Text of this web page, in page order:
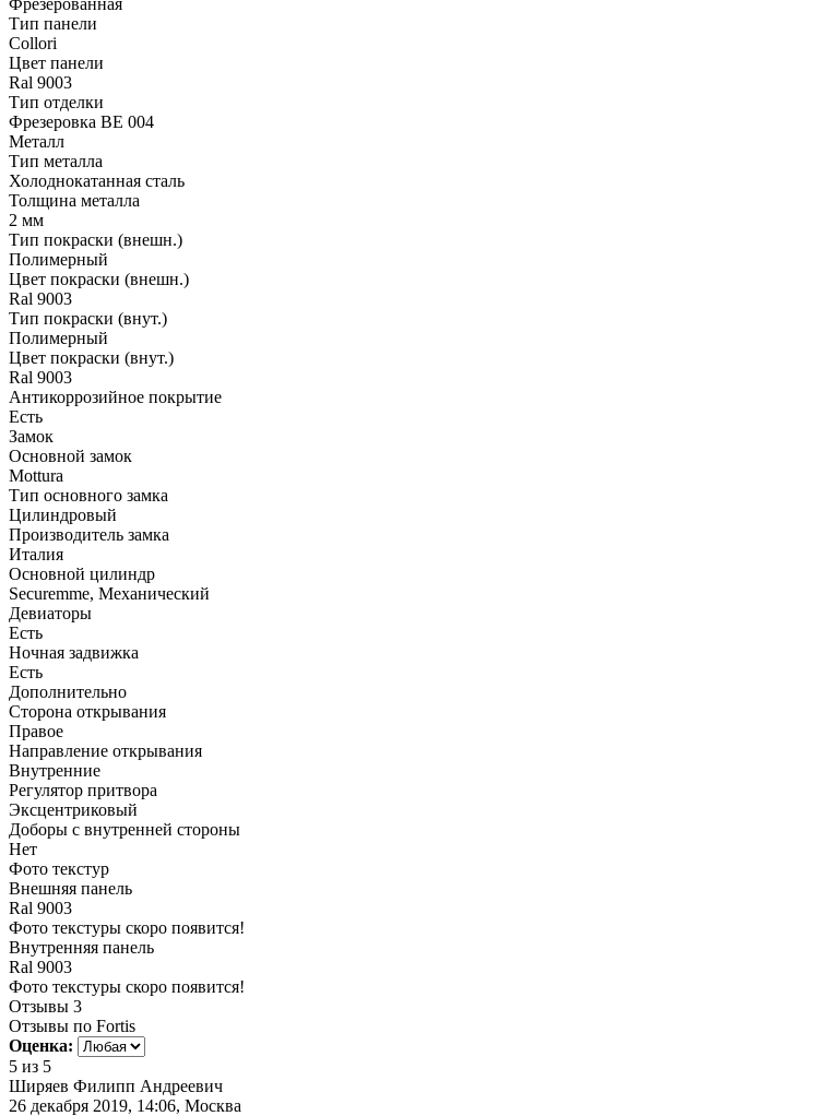
Тип панели
Collori
Цвет панели
Ral 9003
Тип отделки
Фрезеровка BE 004
Металл
Тип металла
Холоднокатанная сталь
Толщина металла
2 мм
Тип покраски (внешн.)
Полимерный
Цвет покраски (внешн.)
Ral 9003
Тип покраски (внут.)
Полимерный
Цвет покраски (внут.)
Ral 9003
Антикоррозийное покрытие
Есть
Замок
Основной замок
Mottura
Тип основного замка
Цилиндровый
Производитель замка
Италия
Основной цилиндр
Securemme, Механический
Девиаторы
Есть
Ночная задвижка
Есть
Дополнительно
Сторона открывания
Правое
Направление открывания
Внутренние
Регулятор притвора
Эксцентриковый
Доборы с внутренней стороны
Нет
Фото текстур
Внешняя панель
Ral 9003
Фото текстуры скоро появится!
Внутренняя панель
Ral 9003
Фото текстуры скоро появится!
Отзывы 3
Отзывы по Fortis
Оценка:
5 из 5
Ширяев Филипп Андреевич
26 декабря 2019, 14:06, Москва